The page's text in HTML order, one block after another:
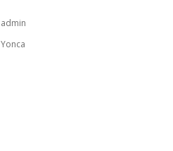
admin
Yonca